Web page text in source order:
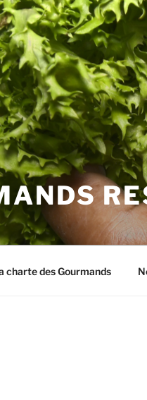
charte des Gourmands